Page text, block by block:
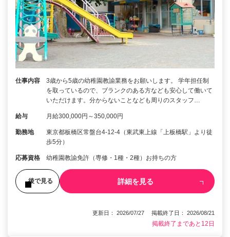
仕事内容
3歳から5歳の幼稚園教諭業務をお願いします。 学年担任制
を取っているので、ブランクのある方なども安心して働いて
いただけます。分からないことなども周りのスタッフ…
給与 月給300,000円～350,000円
勤務地
東京都板橋区常盤台4-12-4（東武東上線「上板橋駅」より徒
歩5分）
応募資格 幼稚園教諭免許（専修・1種・2種）お持ちの方
後で見る 詳細を見る
更新日： 2026/07/27 掲載終了日： 2026/08/21
掲載終了まであと12日